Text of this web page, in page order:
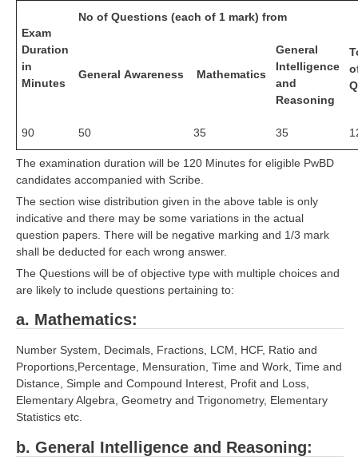
Exam
Duration
in
Minutes
No of Questions (each of 1 mark) from
General Awareness Mathematics
General
Intelligence
and
Reasoning
90 50 35 35
The examination duration will be 120 Minutes for eligible PwBD
candidates accompanied with Scribe.
The section wise distribution given in the above table is only
indicative and there may be some variations in the actual
question papers. There will be negative marking and 1/3 mark
shall be deducted for each wrong answer.
The Questions will be of objective type with multiple choices and
are likely to include questions pertaining to:
a. Mathematics:
Number System, Decimals, Fractions, LCM, HCF, Ratio and
Proportions,Percentage, Mensuration, Time and Work, Time and
Distance, Simple and Compound Interest, Profit and Loss,
Elementary Algebra, Geometry and Trigonometry, Elementary
Statistics etc.
b. General Intelligence and Reasoning: